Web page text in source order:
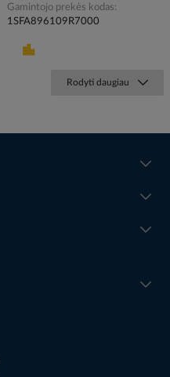
Gamintojo prekės kodas
1SFA896109R7000
Rodyti daugiau